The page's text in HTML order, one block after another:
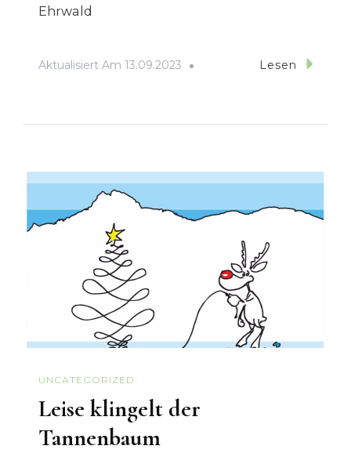
Ehrwald
Aktualisiert Am 13.09.2023 Lesen
UNCATEGORIZED
Leise klingelt der
Tannenbaum